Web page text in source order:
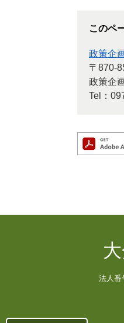
このペ
政策企
〒870-
政策企
Tel：
法人番